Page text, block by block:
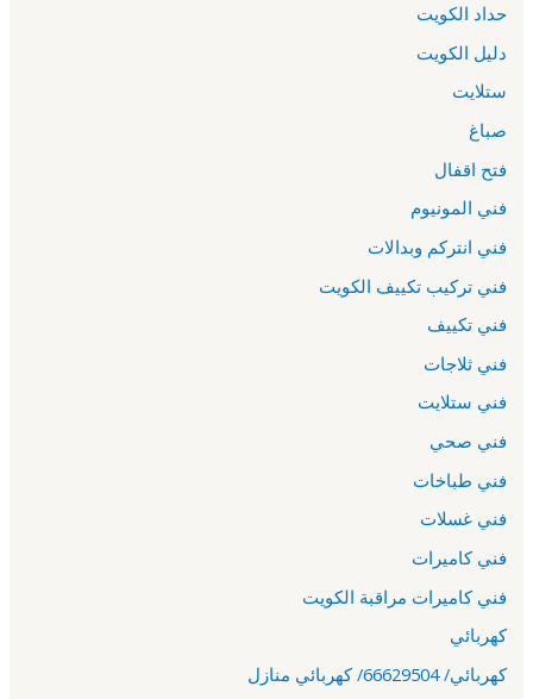
حداد الكويت
دليل الكويت
ستلايت
صباغ
فتح اقفال
فني المونيوم
فني انتركم وبدالات
فني تركيب تكييف الكويت
فني تكييف
فني ثلاجات
فني ستلايت
فني صحي
فني طباخات
فني غسلات
فني كاميرات
فني كاميرات مراقبة الكويت
كهربائي
كهربائي/ 66629504/ كهربائي منازل